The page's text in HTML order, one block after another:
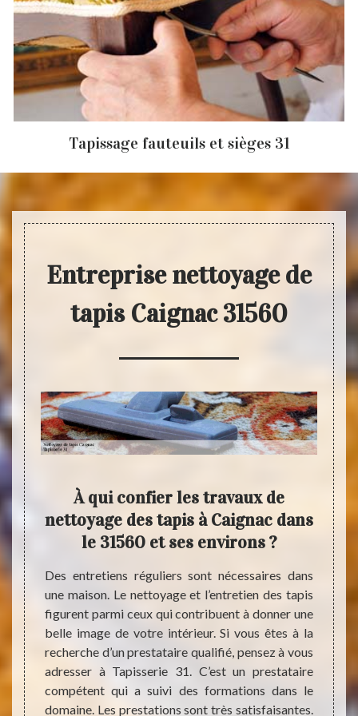
Tapissage fauteuils et sièges 31
Entreprise nettoyage de
tapis Caignac 31560
et
Le
par
des
À qui confier les travaux de
nettoyage des tapis à Caignac dans
le 31560 et ses environs ?
Des entretiens réguliers sont nécessaires dans
une maison. Le nettoyage et l’entretien des tapis
figurent parmi ceux qui contribuent à donner une
belle image de votre intérieur. Si vous êtes à la
recherche d’un prestataire qualifié, pensez à vous
adresser à Tapisserie 31. C’est un prestataire
compétent qui a suivi des formations dans le
domaine. Les prestations sont très satisfaisantes.
Si
sur